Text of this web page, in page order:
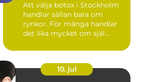
Att välja botox i Stockholm
handlar sällan bara om
rynkor. För många handlar
det lika mycket om själ...
10. jul